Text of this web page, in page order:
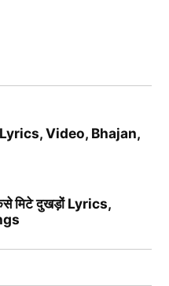
Lyrics, Video, Bhajan,
मिटे दुखड़ों Lyrics,